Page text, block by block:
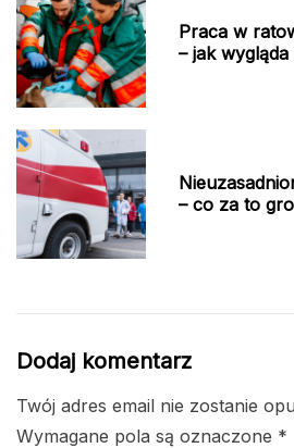
Praca w
– jak
– co za to
Dodaj komentarz
Twój adres email nie zostanie
Wymagane pola są oznaczone *